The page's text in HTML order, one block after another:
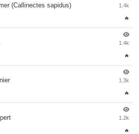
(Callinectes sapidus) 1.4k
🔥
1.4k
🔥
1.3k
🔥
1.2k
🔥